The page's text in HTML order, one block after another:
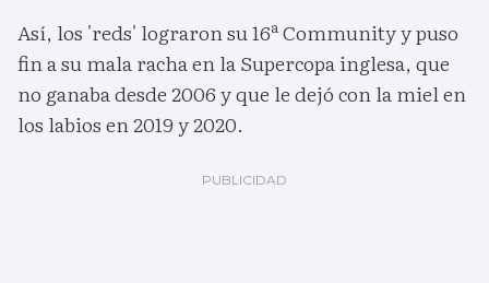
Así, los 'reds' lograron su 16ª Community y puso
fin a su mala racha en la Supercopa inglesa, que
no ganaba desde 2006 y que le dejó con la miel en
los labios en 2019 y 2020.